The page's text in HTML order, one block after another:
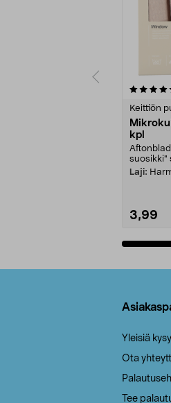
Keittiön
kpl
suosikki"
Laji:
3,99
Yleisiä
Ota
Tee